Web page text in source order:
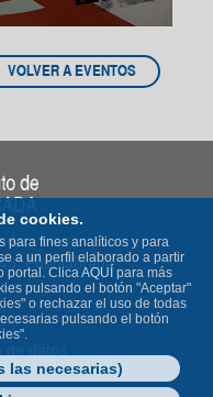
VOLVER A EVENTOS
Fuenlabrada
cookies.
para fines analíticos y para
a un perfil elaborado a partir
portal. ClicaAQUÍ para más
pulsando el botón "Aceptar"
o rechazar el uso de todas
pulsando el botón
las necesarias)